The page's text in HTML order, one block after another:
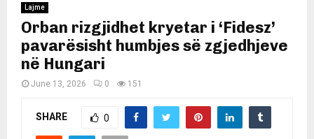
Lajme
Orban rizgjidhet kryetar i ‘Fidesz’
pavarësisht humbjes së zgjedhjeve
në Hungari
June 13, 2026 0 151
SHARE 0